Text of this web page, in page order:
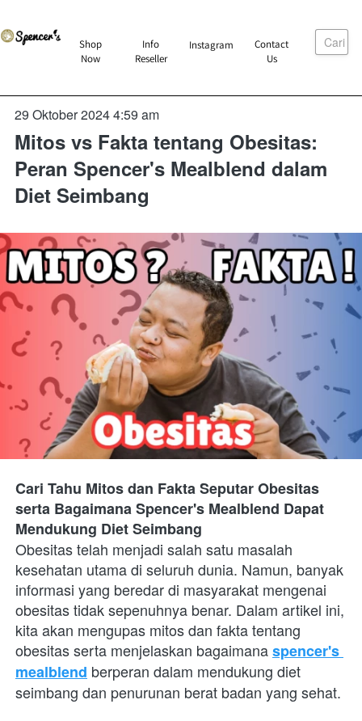
`
Shop
Now
` Info
Reseller
`Instagram `
Contact
Us
Cari
29 Oktober 2024 4:59 am
Mitos vs Fakta tentang Obesitas:
Peran Spencer's Mealblend dalam
Diet Seimbang
Cari Tahu Mitos dan Fakta Seputar Obesitas
serta Bagaimana Spencer's Mealblend Dapat
Mendukung Diet Seimbang
Obesitas telah menjadi salah satu masalah
kesehatan utama di seluruh dunia. Namun, banyak
informasi yang beredar di masyarakat mengenai
obesitas tidak sepenuhnya benar. Dalam artikel ini,
kita akan mengupas mitos dan fakta tentang
obesitas serta menjelaskan bagaimanaspencer's
mealblend berperan dalam mendukung diet
seimbang dan penurunan berat badan yang sehat.